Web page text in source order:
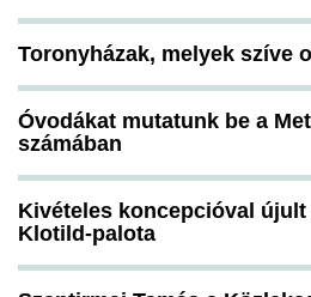
Toronyházak, melyek szíve
Óvodákat mutatunk be a
számában
Kivételes koncepcióval újult
Klotild-palota